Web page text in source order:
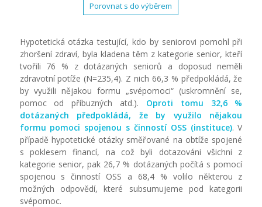
Porovnat s do výběrem
Hypotetická otázka testující, kdo by seniorovi pomohl při
zhoršení zdraví, byla kladena těm z kategorie senior, kteří
tvořili 76 % z dotázaných seniorů a doposud neměli
zdravotní potíže (N=235,4). Z nich 66,3 % předpokládá, že
by využili nějakou formu „svépomoci“ (uskromnění se,
pomoc od příbuzných atd.). Oproti tomu 32,6 %
dotázaných předpokládá, že by využilo nějakou
formu pomoci spojenou s činností OSS (instituce). V
případě hypotetické otázky směřované na obtíže spojené
s poklesem financí, na což byli dotazováni všichni z
kategorie senior, pak 26,7 % dotázaných počítá s pomocí
spojenou s činností OSS a 68,4 % volilo některou z
možných odpovědí, které subsumujeme pod kategorii
svépomoc.